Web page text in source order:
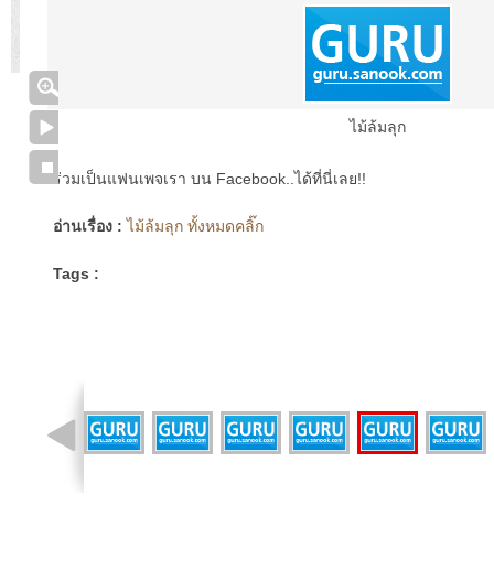
ไม้ล้มลุก
ร่วมเป็นแฟนเพจเรา บน Facebook..ได้ที่นี่เลย!!
อ่านเรื่อง : ไม้ล้มลุก ทั้งหมดคลิ๊ก
Tags :